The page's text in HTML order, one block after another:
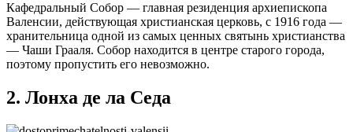
Кафедральный Собор — главная резиденция архиепископа
Валенсии, действующая христианская церковь, с 1916 года —
хранительница одной из самых ценных святынь христианства
— Чаши Грааля. Собор находится в центре старого города,
поэтому пропустить его невозможно.
2. Лонха де ла Седа